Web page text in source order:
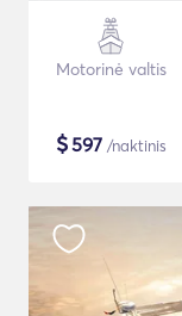
Motorinė valtis
$597 /naktinis